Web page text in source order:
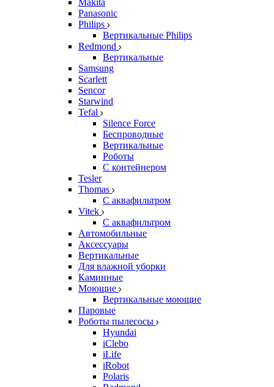
Makita
Panasonic
Philips
Вертикальные Philips
Redmond
Вертикальные
Samsung
Scarlett
Sencor
Starwind
Tefal
Silence Force
Беспроводные
Вертикальные
Роботы
С контейнером
Tesler
Thomas
С аквафильтром
Vitek
С аквафильтром
Автомобильные
Аксессуары
Вертикальные
Для влажной уборки
Каминные
Моющие
Вертикальные моющие
Паровые
Роботы пылесосы
Hyundai
iClebo
iLife
iRobot
Polaris